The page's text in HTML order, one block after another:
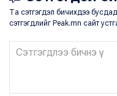
Та сэтгэгдэл бичихдээ
сэтгэгдлийг Peak.mn сайт